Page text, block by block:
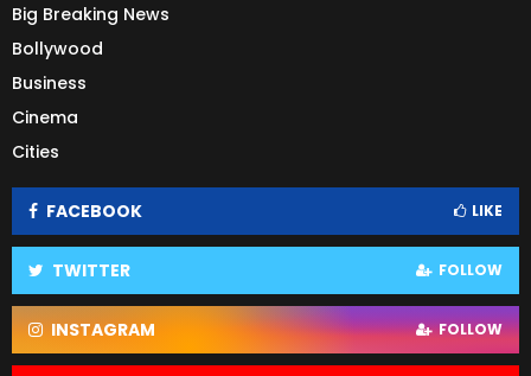
Big Breaking News
Bollywood
Business
Cinema
Cities
FACEBOOK LIKE
TWITTER FOLLOW
INSTAGRAM FOLLOW